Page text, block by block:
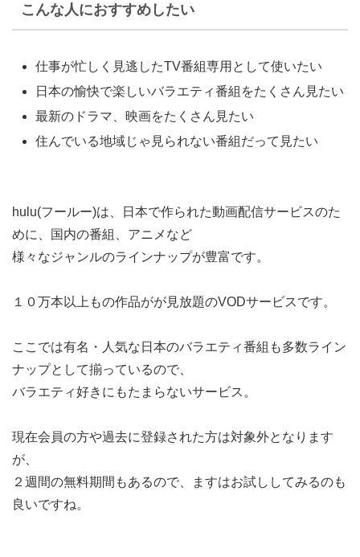
こんな人におすすめしたい
仕事が忙しく見逃したTV番組専用として使いたい
日本の愉快で楽しいバラエティ番組をたくさん見たい
最新のドラマ、映画をたくさん見たい
住んでいる地域じゃ見られない番組だって見たい
hulu(フールー)は、日本で作られた動画配信サービスのた
めに、国内の番組、アニメなど
様々なジャンルのラインナップが豊富です。
１０万本以上もの作品がが見放題のVODサービスです。
ここでは有名・人気な日本のバラエティ番組も多数ライン
ナップとして揃っているので、
バラエティ好きにもたまらないサービス。
現在会員の方や過去に登録された方は対象外となります
が、
２週間の無料期間もあるので、ますはお試ししてみるのも
良いですね。